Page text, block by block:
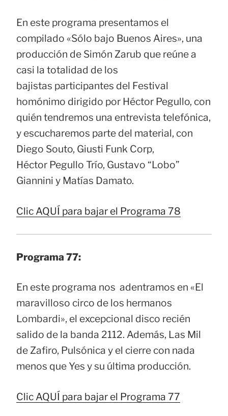
En este programa presentamos el
compilado «Sólo bajo Buenos Aires», una
producción de Simón Zarub que reúne a
casi la totalidad de los
bajistas participantes del Festival
homónimo dirigido por Héctor Pegullo, con
quién tendremos una entrevista telefónica,
y escucharemos parte del material, con
Diego Souto, Giusti Funk Corp,
Héctor Pegullo Trío, Gustavo “Lobo”
Giannini y Matías Damato.
Clic AQUÍ para bajar el Programa 78
Programa 77:
En este programa nos adentramos en «El
maravilloso circo de los hermanos
Lombardi», el excepcional disco recién
salido de la banda 2112. Además, Las Mil
de Zafiro, Pulsónica y el cierre con nada
menos que Yes y su última producción.
Clic AQUÍ para bajar el Programa 77